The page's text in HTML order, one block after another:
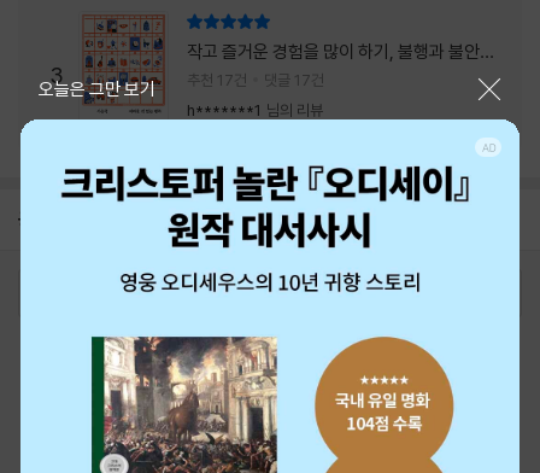
3
작고 즐거운 경험을 많이 하기, 불행과 불안을
회피하지 말기, 그리고 좋은 사람을 많이 만나
기.
추천 17건
댓글 17건
h*******1 님의 리뷰
공지 26년 NBCI 수상 안내
2026-08-01
오늘은 그만 보기
로그인 최근 본 상품 주문/배송
고객센터 1544-3800 티켓 1544-6399
중고샵 1566-4295
eBook 1:1문의/채팅상담
예스이십사(주) 사업자 정보
이용약관
개인정보처리방침
청소년보호정책
PC버전
회사소개 거래처관계자께